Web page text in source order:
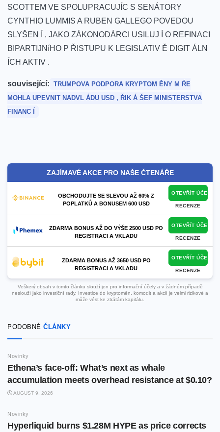
SCOTTEM VE SPOLUPRACUJÍC S SENÁTORY
CYNTHIO LUMMIS A RUBEN GALLEGO POVEDOU
SLYŠEN Í , JAKO ZÁKONODÁRCI USILUJ Í O⁢ REFINACI
BIPARTIJNíHO P ŘISTUPU K LEGISLATIV Ě DIGIT ÁLN
ÍCH AKTIV .
související: TRUMPOVA PODPORA KRYPTOM ĚNY M ŔE
MOHLA UPEVNIT‌ NADVL ÁDU USD⁣ , ŘIK Á ŠEF MINISTERSTVA
FINANC ⁢Í
ZAJÍMAVÉ AKCE PRO NAŠE ČTENÁŘE
OBCHODUJTE SE SLEVOU AŽ 60% Z
POPLATKŮ A BONUSEM 600 USD
OTEVŘÍT ÚČET
RECENZE
ZDARMA BONUS AŽ DO VÝŠE 2500 USD PO
REGISTRACI A VKLADU
OTEVŘÍT ÚČET
RECENZE
ZDARMA BONUS AŽ 3650 USD PO
REGISTRACI A VKLADU
OTEVŘÍT ÚČET
RECENZE
Veškerý obsah v tomto článku slouží jen pro informační účely a v žádném případě
neslouží jako investiční rady. Investice do kryptoměn, komodit a akcií je velmi rizikové a
může vést ke ztrátám kapitálu.
PODOBNÉ ČLÁNKY
Novinky
Ethena’s face-off: What’s next as whale
accumulation meets overhead resistance at $0.10?
AUGUST 9, 2026
Novinky
Hyperliquid burns $1.28M HYPE as price corrects